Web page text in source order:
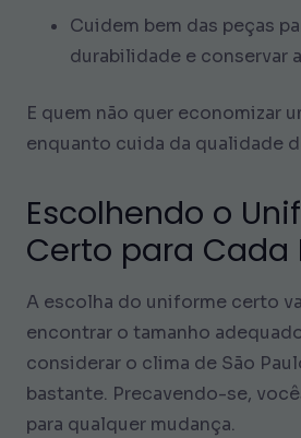
Cuidem bem das peças
durabilidade e conservar
E quem não quer economizar
enquanto cuida da qualidade
Escolhendo o
Certo para Cada
A escolha do uniforme certo
encontrar o tamanho
considerar o clima de São
bastante. Precavendo-se,
para qualquer mudança.